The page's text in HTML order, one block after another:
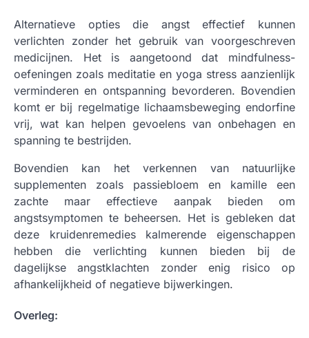
Alternatieve opties die angst effectief kunnen
verlichten zonder het gebruik van voorgeschreven
medicijnen. Het is aangetoond dat mindfulness-
oefeningen zoals meditatie en yoga stress aanzienlijk
verminderen en ontspanning bevorderen. Bovendien
komt er bij regelmatige lichaamsbeweging endorfine
vrij, wat kan helpen gevoelens van onbehagen en
spanning te bestrijden.
Bovendien kan het verkennen van natuurlijke
supplementen zoals passiebloem en kamille een
zachte maar effectieve aanpak bieden om
angstsymptomen te beheersen. Het is gebleken dat
deze kruidenremedies kalmerende eigenschappen
hebben die verlichting kunnen bieden bij de
dagelijkse angstklachten zonder enig risico op
afhankelijkheid of negatieve bijwerkingen.
Overleg: